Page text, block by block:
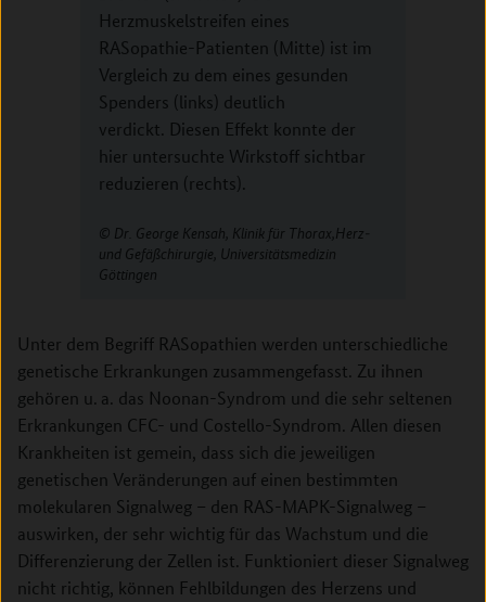
Herzmuskelstreifen eines
RASopathie-Patienten (Mitte) ist im
Vergleich zu dem eines gesunden
Spenders (links) deutlich
verdickt. Diesen Effekt konnte der
hier untersuchte Wirkstoff sichtbar
reduzieren (rechts).
Dr. George Kensah, Klinik für Thorax­,Herz­
und Gefäßchirurgie, Universitätsmedizin
Göttingen
Unter dem Begriff RASopathien werden unterschiedliche
genetische Erkrankungen zusammengefasst. Zu ihnen
gehören u. a. das Noonan-Syndrom und die sehr seltenen
Erkrankungen CFC- und Costello-Syndrom. Allen diesen
Krankheiten ist gemein, dass sich die jeweiligen
genetischen Veränderungen auf einen bestimmten
molekularen Signalweg – den RAS-MAPK-Signalweg –
auswirken, der sehr wichtig für das Wachstum und die
Differenzierung der Zellen ist. Funktioniert dieser Signalweg
nicht richtig, können Fehlbildungen des Herzens und